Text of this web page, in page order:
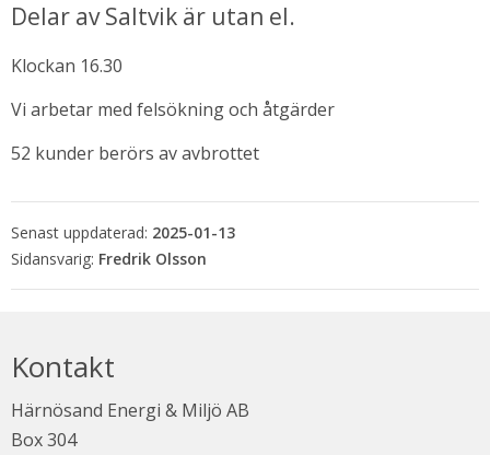
nytt fönster.
Delar av Saltvik är utan el.
Klockan 16.30
Vi arbetar med felsökning och åtgärder
52 kunder berörs av avbrottet
Senast uppdaterad: 2025-01-13
Fredrik Olsson
Kontakt
Härnösand Energi & Miljö AB
Box 304